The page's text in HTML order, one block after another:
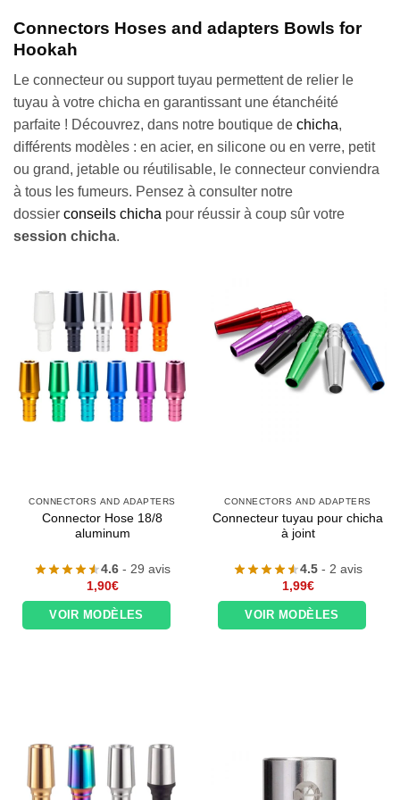
Connectors Hoses and adapters Bowls for
Hookah
Le connecteur ou support tuyau permettent de relier le
tuyau à votre chicha en garantissant une étanchéité
parfaite ! Découvrez, dans notre boutique de chicha,
différents modèles : en acier, en silicone ou en verre, petit
ou grand, jetable ou réutilisable, le connecteur conviendra
à tous les fumeurs. Pensez à consulter notre
dossier conseils chicha pour réussir à coup sûr votre
session chicha.
CONNECTORS AND ADAPTERS
Connector Hose 18/8
aluminum
4.6 - 29 avis
1,90€
VOIR MODÈLES
CONNECTORS AND ADAPTERS
Connecteur tuyau pour chicha
à joint
4.5 - 2 avis
1,99€
VOIR MODÈLES